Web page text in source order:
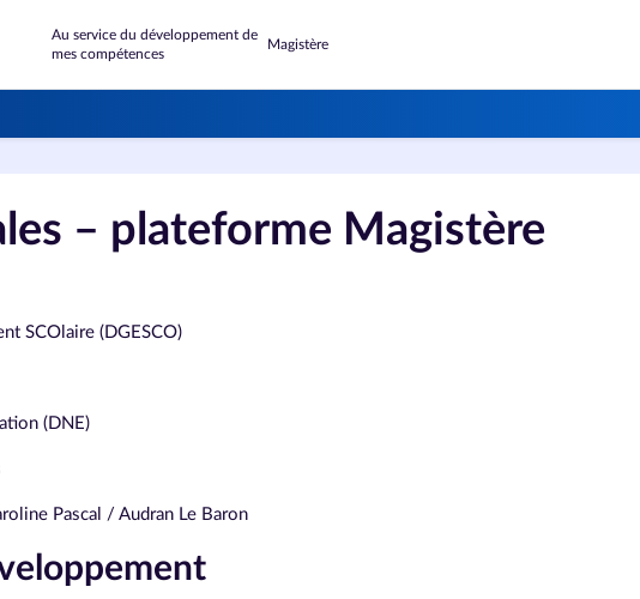
Au service du développement de
mes compétences
Magistère
– plateforme Magistère
SCOlaire (DGESCO)
(DNE)
Pascal / Audran Le Baron